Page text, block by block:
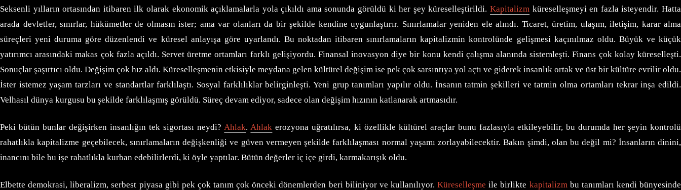
Seksenli yılların ortasından itibaren ilk olarak ekonomik açıklamalarla yola çıkıldı ama sonunda görüldü ki her şey küreselleştirildi.Kapitalizm küreselleşmeyi en fazla isteyendir. Hatta
arada devletler, sınırlar, hükümetler de olmasın ister; ama var olanları da bir şekilde kendine uygunlaştırır. Sınırlamalar yeniden ele alındı. Ticaret, üretim, ulaşım, iletişim, karar alma
süreçleri yeni duruma göre düzenlendi ve küresel anlayışa göre uyarlandı. Bu noktadan itibaren sınırlamaların kapitalizmin kontrolünde gelişmesi kaçınılmaz oldu. Büyük ve küçük
yatırımcı arasındaki makas çok fazla açıldı. Servet üretme ortamları farklı gelişiyordu. Finansal inovasyon diye bir konu kendi çalışma alanında sistemleşti. Finans çok kolay küreselleşti.
Sonuçlar şaşırtıcı oldu. Değişim çok hız aldı. Küreselleşmenin etkisiyle meydana gelen kültürel değişim ise pek çok sarsıntıya yol açtı ve giderek insanlık ortak ve üst bir kültüre evrilir oldu.
İster istemez yaşam tarzları ve standartlar farklılaştı. Sosyal farklılıklar belirginleşti. Yeni grup tanımları yapılır oldu. İnsanın tatmin şekilleri ve tatmin olma ortamları tekrar inşa edildi.
Velhasıl dünya kurgusu bu şekilde farklılaşmış görüldü. Süreç devam ediyor, sadece olan değişim hızının katlanarak artmasıdır.
Peki bütün bunlar değişirken insanlığın tek sigortası neydi?Ahlak.Ahlak erozyona uğratılırsa, ki özellikle kültürel araçlar bunu fazlasıyla etkileyebilir, bu durumda her şeyin kontrolü
rahatlıkla kapitalizme geçebilecek, sınırlamaların değişkenliği ve güven vermeyen şekilde farklılaşması normal yaşamı zorlayabilecektir. Bakın şimdi, olan bu değil mi? İnsanların dinini,
inancını bile bu işe rahatlıkla kurban edebilirlerdi, ki öyle yaptılar. Bütün değerler iç içe girdi, karmakarışık oldu.
Elbette demokrasi, liberalizm, serbest piyasa gibi pek çok tanım çok önceki dönemlerden beri biliniyor ve kullanılıyor.Küreselleşme ile birlikte kapitalizmbu tanımları kendi bünyesinde